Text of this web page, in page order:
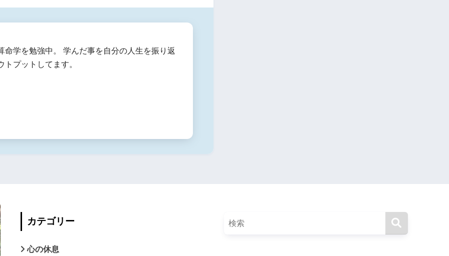
命学を勉強中。 学んだ事を自分の人生を振り返
トプットしてます。
カテゴリー
心の休息